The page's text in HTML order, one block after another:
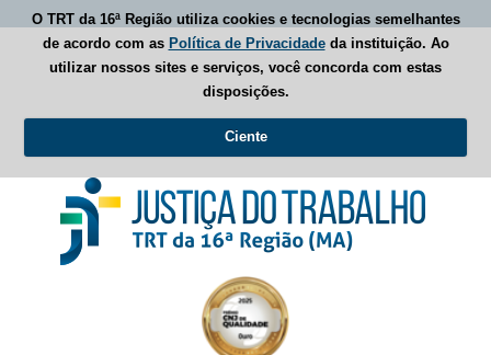
O TRT da 16ª Região utiliza cookies e tecnologias semelhantes
de acordo com as Política de Privacidadeda instituição. Ao
utilizar nossos sites e serviços, você concorda com estas
disposições.
Ciente